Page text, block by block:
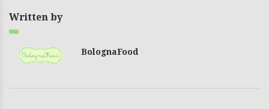
Written by
BolognaFood